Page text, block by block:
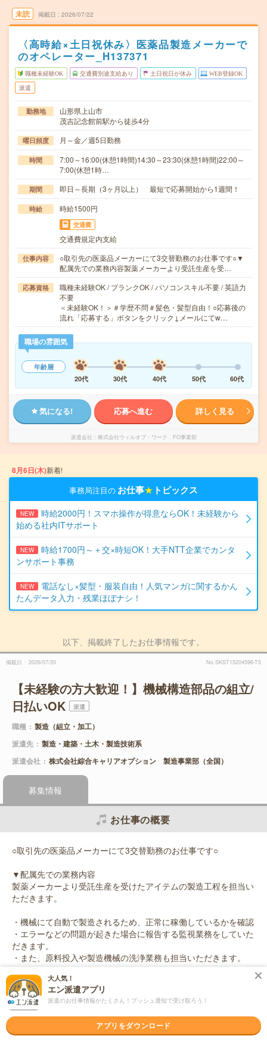
未読 掲載日 2026/07/22
〈高時給×土日祝休み〉医薬品製造メーカーで
のオペレーター_H137371
職種未経験OK 交通費別途支給あり 土日祝日が休み WEB登録OK
派遣
勤務地
山形県上山市
茂吉記念館前駅から徒歩4分
曜日頻度 月～金／週5日勤務
時間
7:00～16:00(休憩1時間)14:30～23:30(休憩1時間)22:00～
7:00(休憩1時…
期間 即日～長期（3ヶ月以上） 最短で応募開始から1週間！
時給 時給1500円
交通費
交通費規定内支給
仕事内容
○取引先の医薬品メーカーにて3交替勤務のお仕事です○▼
配属先での業務内容製薬メーカーより受託生産を受…
応募資格
職種未経験OK / ブランクOK / パソコンスキル不要 / 英語力
不要
＜未経験OK！＞＃学歴不問＃髪色・髪型自由！○応募後の
流れ「応募する」ボタンをクリック↓メールにてw…
職場の雰囲気
年齢層
20代
30代 40代 50代 60代
気になる! 応募へ進む 詳しく見る
派遣会社 株式会社ウィルオブ・ワーク FO事業部
8月6日(木)新着!
事務局注目の お仕事★ トピックス
NEW
時給2000円！スマホ操作が得意ならOK！未経験から
始める社内ITサポート
NEW
時給1700円～＋交×時短OK！大手NTT企業でカンタ
ンサポート事務
NEW
電話なし×髪型・服装自由！人気マンガに関するかん
たんデータ入力・残業ほぼナシ！
以下、掲載終了したお仕事情報です。
掲載日 2026/07/20 No.SKST15204596-T5
【未経験の方大歓迎！】機械構造部品の組立/
日払いOK
派遣
職種
製造（組立・加工）
派遣先
製造・建築・土木・製造技術系
派遣会社
株式会社綜合キャリアオプション 製造事業部（全国）
募集情報
お仕事の概要
○取引先の医薬品メーカーにて3交替勤務のお仕事です○
▼配属先での業務内容
製薬メーカーより受託生産を受けたアイテムの製造工程を担当い
ただきます。
・機械にて自動で製造されるため、正常に稼働しているかを確認
・エラーなどの問題が起きた場合に報告する監視業務をしていた
だきます。
・また、原料投入や製造機械の洗浄業務も担当いただきます。
※クリーンルーム内でのお仕事になります
応募資格
職種未経験OK / ブランクOK / 英語力不要
大人気！
エン派遣アプリ
派遣のお仕事情報がたくさん！プッシュ通知で受け取ろう！
アプリをダウンロード